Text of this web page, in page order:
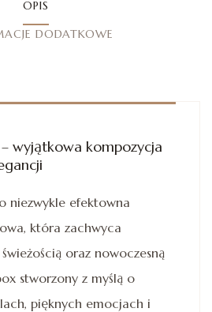
OPIS
DODATKOWE
wyjątkowa kompozycja
niezwykle efektowna
która zachwyca
oraz nowoczesną
stworzony z myślą o
pięknych emocjach i